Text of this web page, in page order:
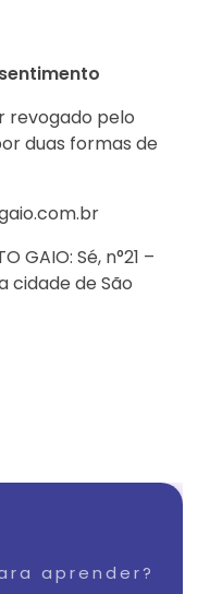
revogado pelo
duas formas de
GAIO: Sé, n°21 –
cidade de São
aprender?